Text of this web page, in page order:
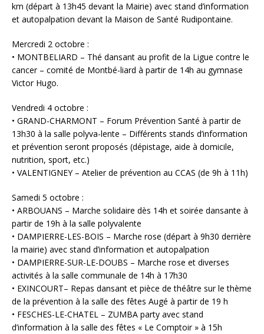
km (départ à 13h45 devant la Mairie) avec stand d’information
et autopalpation devant la Maison de Santé Rudipontaine.
Mercredi 2 octobre :
• MONTBELIARD – Thé dansant au profit de la Ligue contre le
cancer – comité de Montbé-liard à partir de 14h au gymnase
Victor Hugo.
Vendredi 4 octobre :
• GRAND-CHARMONT – Forum Prévention Santé à partir de
13h30 à la salle polyva-lente – Différents stands d’information
et prévention seront proposés (dépistage, aide à domicile,
nutrition, sport, etc.)
• VALENTIGNEY – Atelier de prévention au CCAS (de 9h à 11h)
Samedi 5 octobre :
• ARBOUANS – Marche solidaire dès 14h et soirée dansante à
partir de 19h à la salle polyvalente
• DAMPIERRE-LES-BOIS – Marche rose (départ à 9h30 derrière
la mairie) avec stand d’information et autopalpation
• DAMPIERRE-SUR-LE-DOUBS – Marche rose et diverses
activités à la salle communale de 14h à 17h30
• EXINCOURT– Repas dansant et pièce de théâtre sur le thème
de la prévention à la salle des fêtes Augé à partir de 19 h
• FESCHES-LE-CHATEL – ZUMBA party avec stand
d’information à la salle des fêtes « Le Comptoir » à 15h